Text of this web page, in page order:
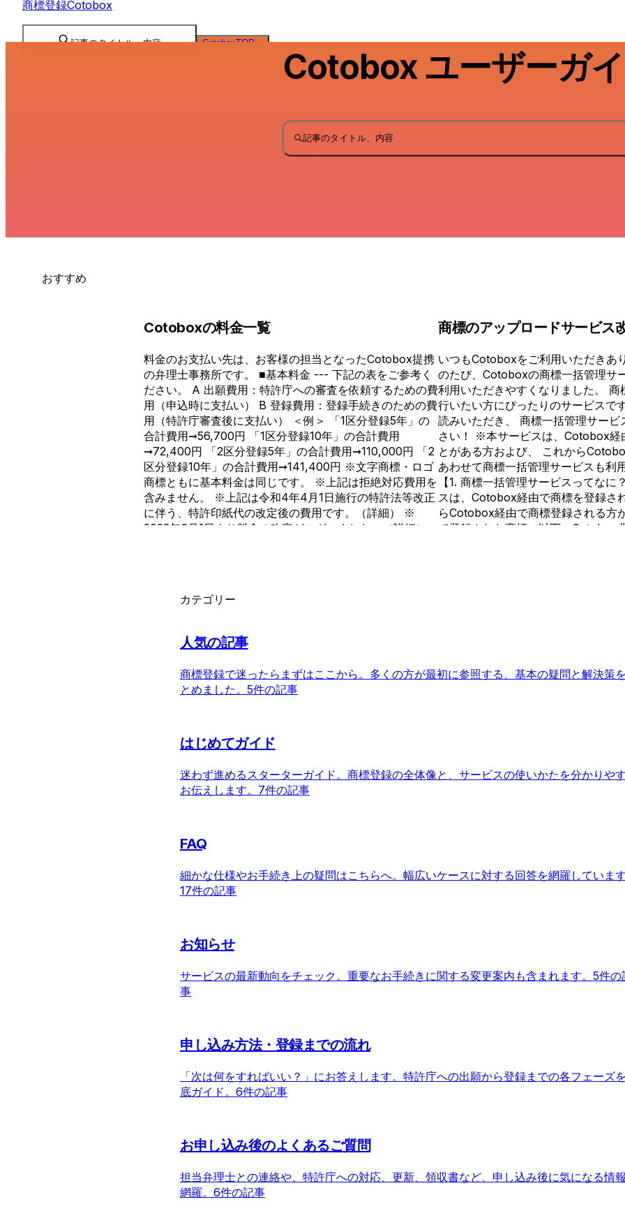
商標登録Cotobox
記事のタイトル、内容 CotoboxTOPへ
Cotobox ユーザーガ
記事のタイトル、内容
おすすめ
Cotoboxの料金一覧
料金のお支払い先は、お客様の担当となったCotobox提携
の弁理士事務所です。 ■基本料金 --- 下記の表をご参考く
ださい。 A 出願費用：特許庁への審査を依頼するための費
用（申込時に支払い） B 登録費用：登録手続きのための費
用（特許庁審査後に支払い） ＜例＞ 「1区分登録5年」の
合計費用➞56,700円 「1区分登録10年」の合計費用
➞72,400円 「2区分登録5年」の合計費用➞110,000円 「2
区分登録10年」の合計費用➞141,400円 ※文字商標・ロゴ
商標ともに基本料金は同じです。 ※上記は拒絶対応費用を
含みません。 ※上記は令和4年4月1日施行の特許法等改正
に伴う、特許印紙代の改定後の費用です。（詳細） ※
2023年6月1日より料金の改定がございました。（詳細）
ター 関連情報 ・追加費用は発生しますか？ ・出願費用と
登録費用の違いはなんですか？ ・5年分と10年分、どちら
商標のアップロードサービス
いつもCotoboxをご利用いただきあ
のたび、Cotoboxの商標一括管理サ
利用いただきやすくなりました。
行いたい方にぴったりのサービスで
読みいただき、 商標一括管理サー
さい！ ※本サービスは、Cotobox経
とがある方および、 これから
あわせて商標一括管理サービスも利
【1. 商標一括管理サービスってな
スは、Cotobox経由で商標を登録さ
らCotobox経由で商標登録される方
で登録された商標（以下、Cotobox
カテゴリー
人気の記事
商標登録で迷ったらまずはここから。多くの方が最初に参照する、基本の疑問と解決策
とめました。 5件の記事
はじめてガイド
迷わず進めるスターターガイド。商標登録の全体像と、サービスの使いかたを分かりや
お伝えします。 7件の記事
FAQ
細かな仕様やお手続き上の疑問はこちらへ。幅広いケースに対する回答を網羅していま
17件の記事
お知らせ
サービスの最新動向をチェック。重要なお手続きに関する変更案内も含まれます。 5件の
事
申し込み方法・登録までの流れ
「次は何をすればいい？」にお答えします。特許庁への出願から登録までの各フェーズ
底ガイド。 6件の記事
お申し込み後のよくあるご質問
担当弁理士との連絡や、特許庁への対応、更新、領収書など、申し込み後に気になる情
網羅。 6件の記事